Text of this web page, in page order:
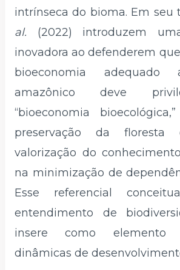
intrínseca do bioma. Em seu
al. (2022) introduzem
inovadora ao defenderem
bioeconomia adequado
amazônico deve
“bioeconomia
preservação da
valorização do
na minimização de
Esse referencial
entendimento de
insere como elemento
dinâmicas de